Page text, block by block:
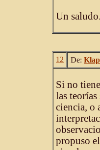
Un
12 De:
Si no
las
ciencia, o
propuso